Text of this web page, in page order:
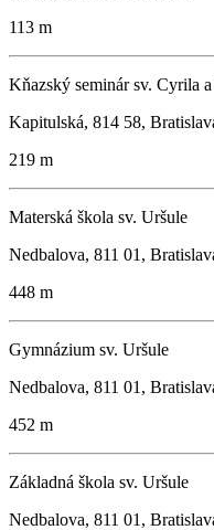
113 m
Kňazský seminár sv. Cyrila
Kapitulská, 814 58,
219 m
Materská škola sv. Uršule
Nedbalova, 811 01,
448 m
Gymnázium sv. Uršule
Nedbalova, 811 01,
452 m
Základná škola sv. Uršule
Nedbalova, 811 01,